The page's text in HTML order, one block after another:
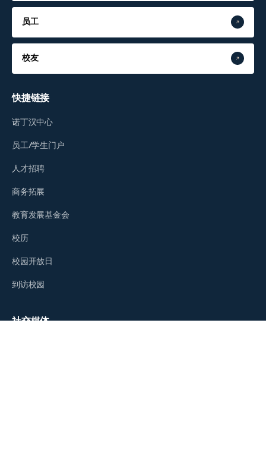
员工
校友
快捷链接
诺丁汉中心
员工/学生门户
人才招聘
商务拓展
教育发展基金会
校历
校园开放日
到访校园
社交媒体